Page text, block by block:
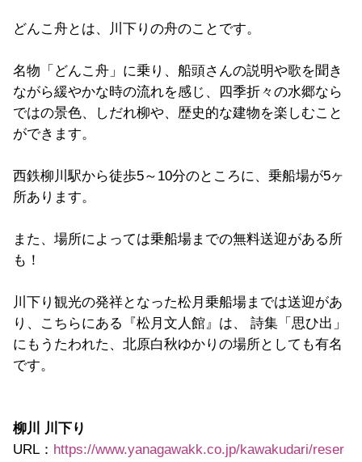
どんこ舟とは、川下りの舟のことです。
名物「どんこ舟」に乗り、船頭さんの説明や歌を聞き
ながら緩やかな時の流れを感じ、四季折々の水郷なら
ではの景色、しだれ柳や、歴史的な建物を楽しむこと
ができます。
西鉄柳川駅から徒歩5～10分のところに、乗船場が5ヶ
所あります。
また、場所によっては乗船場までの無料送迎がある所
も！
川下り観光の発祥となった松月乗船場までは送迎があ
り、こちらにある『松月文人館』は、 詩集「思ひ出」
にもうたわれた、北原白秋ゆかりの場所としても有名
です。
柳川 川下り
URL： https://www.yanagawakk.co.jp/kawakudari/reser